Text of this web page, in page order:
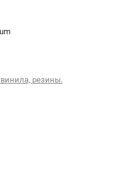
резины.